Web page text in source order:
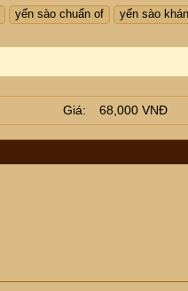
yến sào chuẩn of yến sào
Giá 68,000 VNĐ